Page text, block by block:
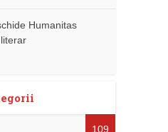
Humanitas
109